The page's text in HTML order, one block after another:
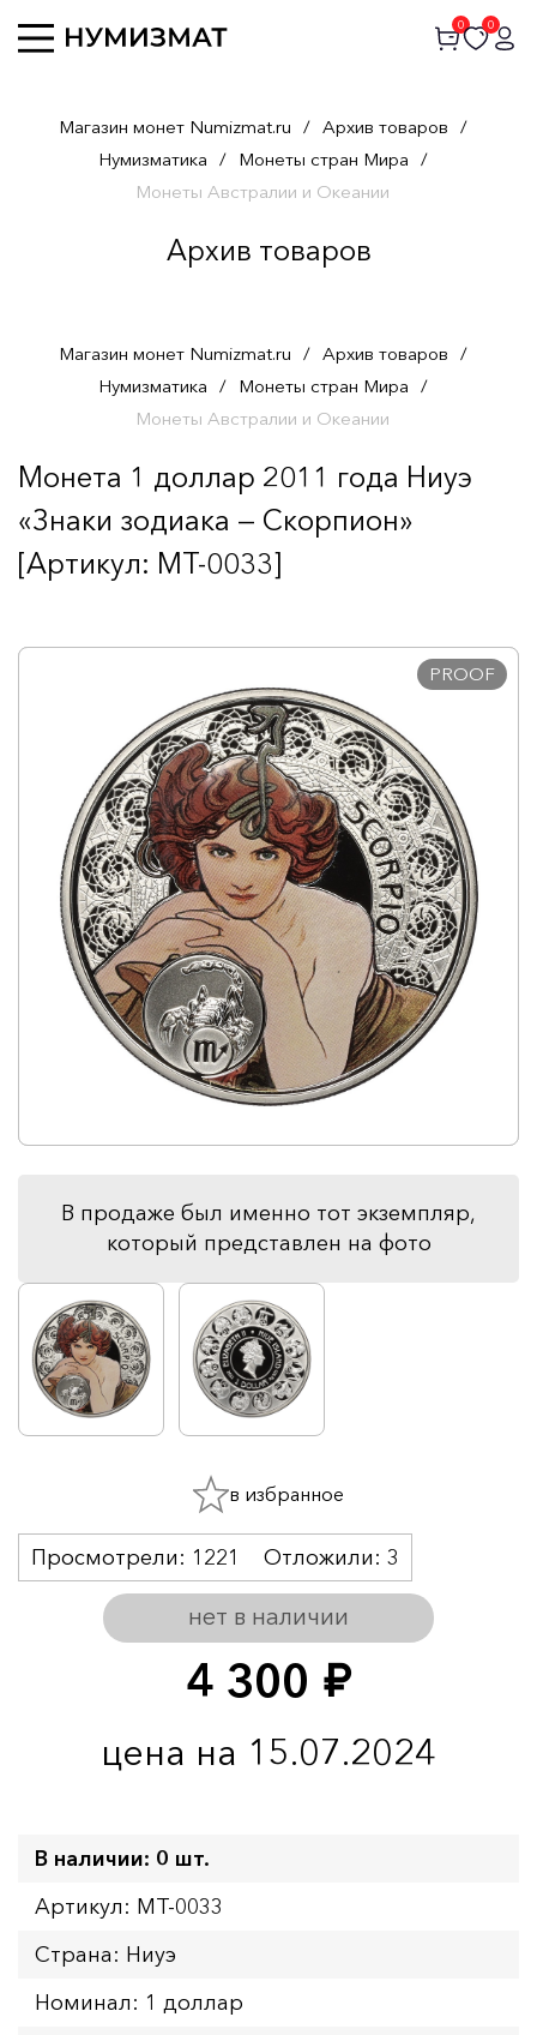
0 0
Магазин монет Numizmat.ru / Архив товаров /
Нумизматика / Монеты стран Мира /
Монеты Австралии и Океании
Архив товаров
Магазин монет Numizmat.ru / Архив товаров /
Нумизматика / Монеты стран Мира /
Монеты Австралии и Океании
Монета 1 доллар 2011 года Ниуэ
«Знаки зодиака — Скорпион»
[Артикул: MT-0033]
PROOF
В продаже был именно тот экземпляр,
который представлен на фото
4 300 руб.
цена на 15.07.2024
нет в наличии
Просмотрели: 1221 Отложили: 3
в избранное
В наличии: 0 шт.
Артикул: MT-0033
Страна: Ниуэ
Номинал: 1 доллар